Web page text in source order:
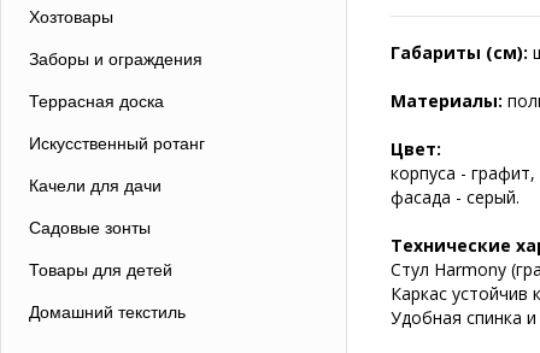
Хозтовары
Заборы и ограждения
Террасная доска
Искусственный ротанг
Качели для дачи
Садовые зонты
Товары для детей
Домашний текстиль
Габариты (см):
Материалы:
Цвет:
корпуса - графит,
фасада - серый.
Технические
Стул Harmony
Каркас устойчив
Удобная спинка